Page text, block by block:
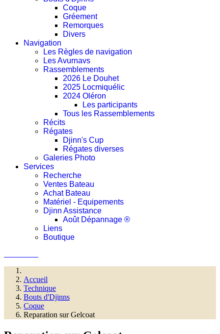
Coque
Gréement
Remorques
Divers
Navigation
Les Règles de navigation
Les Avurnavs
Rassemblements
2026 Le Douhet
2025 Locmiquélic
2024 Oléron
Les participants
Tous les Rassemblements
Récits
Régates
Djinn's Cup
Régates diverses
Galeries Photo
Services
Recherche
Ventes Bateau
Achat Bateau
Matériel - Equipements
Djinn Assistance
Août Dépannage ®
Liens
Boutique
Accueil
Technique
Bouts d'Djinns
Coque
Reparation sur Gelcoat